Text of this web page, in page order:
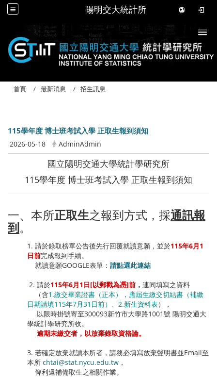
陽明交大統計所
首頁 最新消息 招生訊息
115學年度 博士班考試入學 正取生報到須知
2026-05-18 AdminAdmin
國立陽明交通大學統計學研究所
115學年度 博士班考試入學 正取生報到須知
一、本所正取生之報到方式，採通訊報
到。
1. 請於錄取榜單公告後先行回覆就讀意願，並於115年6月1
日前完成報到手續。
就讀意願GOOGLE表單： 請點選此連結
2. 請於115年6月1日[以郵戳為憑]前 ， 連同填寫之資料
（含1.繳交畢業證書（正本），應屆生繳交切結書（補繳
日期請填115年7月31日前）、2.新生資料表），
以限時掛號寄至300093新竹市大學路1001號 陽明交通大
學統計學研究所收。
逾期未繳交者，以放棄錄取資格論。
3. 若確定放棄就讀本所者，請務必填寫放棄聲明書並Email至
本所 chtai@stat.nycu.edu.tw ，
俾利遞補備取生之相關作業。